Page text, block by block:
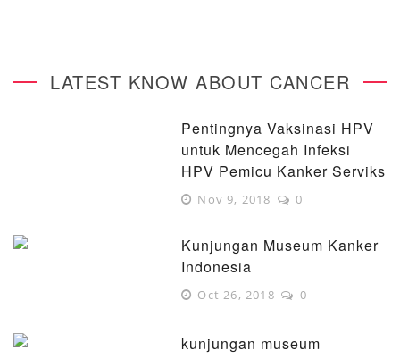
LATEST KNOW ABOUT CANCER
Pentingnya Vaksinasi HPV
untuk Mencegah Infeksi
HPV Pemicu Kanker Serviks
Nov 9, 2018 0
Kunjungan Museum Kanker
Indonesia
Oct 26, 2018 0
kunjungan museum